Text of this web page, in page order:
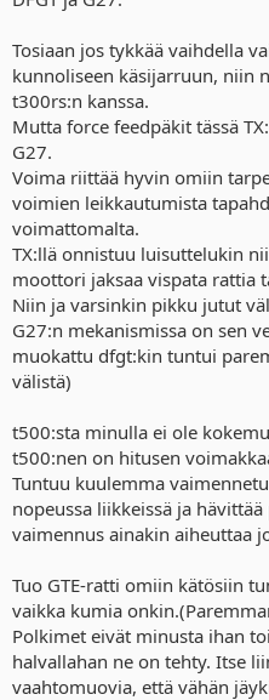
Tosiaan jos tykkää vaihdella
kunnoliseen käsijarruun, niin
t300rs:n kanssa.
Mutta force feedpäkit tässä
G27.
Voima riittää hyvin omiin
voimien leikkautumista
voimattomalta.
TX:llä onnistuu luisuttelukin
moottori jaksaa vispata rattia
Niin ja varsinkin pikku jutut
G27:n mekanismissa on sen
muokattu dfgt:kin tuntui
välistä)
t500:sta minulla ei ole
t500:nen on hitusen
Tuntuu kuulemma
nopeussa liikkeissä ja
vaimennus ainakin aiheuttaa
Tuo GTE-ratti omiin kätösiin
vaikka kumia
Polkimet eivät minusta ihan
halvallahan ne on tehty. Itse
vaahtomuovia, että vähän